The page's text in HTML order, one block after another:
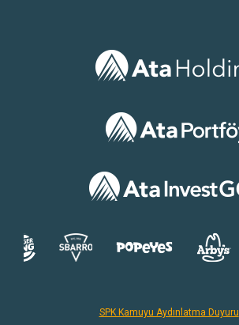
SPK Kamuyu Aydınlatma Duyuru